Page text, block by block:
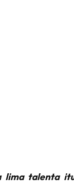
lima talenta